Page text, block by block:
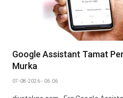
Google Assistant Tamat
Murka
07-08-2026 - 06.06